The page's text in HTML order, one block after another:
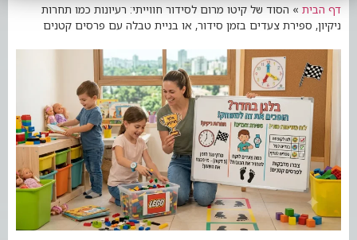
דף הבית » הסוד של קיטו מרום לסידור חווייתי: רעיונות כמו תחרות
ניקיון, ספירת צעדים בזמן סידור, או בניית טבלה עם פרסים קטנים